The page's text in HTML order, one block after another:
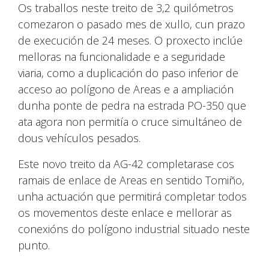
Os traballos neste treito de 3,2 quilómetros
comezaron o pasado mes de xullo, cun prazo
de execución de 24 meses. O proxecto inclúe
melloras na funcionalidade e a seguridade
viaria, como a duplicación do paso inferior de
acceso ao polígono de Areas e a ampliación
dunha ponte de pedra na estrada PO-350 que
ata agora non permitía o cruce simultáneo de
dous vehículos pesados.
Este novo treito da AG-42 completarase cos
ramais de enlace de Areas en sentido Tomiño,
unha actuación que permitirá completar todos
os movementos deste enlace e mellorar as
conexións do polígono industrial situado neste
punto.